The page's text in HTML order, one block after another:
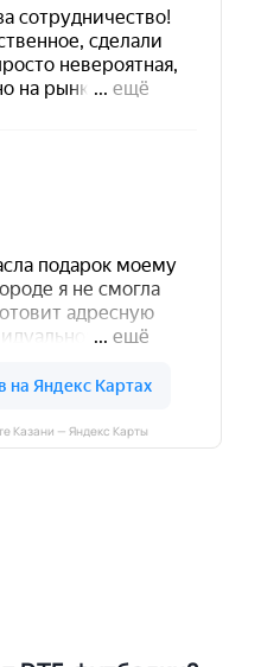
Казани — Яндекс Карты